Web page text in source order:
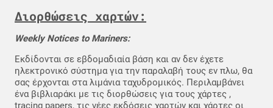
Διορθώσεις χαρτών:
Weekly Notices to Mariners:
Εκδίδονται σε εβδομαδιαία βάση και αν δεν έχετε
ηλεκτρονικό σύστημα για την παραλαβή τους εν πλω, θα
σας έρχονται στα λιμάνια ταχυδρομικός. Περιλαμβάνει
ένα βιβλιαράκι με τις διορθώσεις για τους χάρτες ,
tracing papers, τις νέες εκδόσεις χαρτών και χάρτες οι